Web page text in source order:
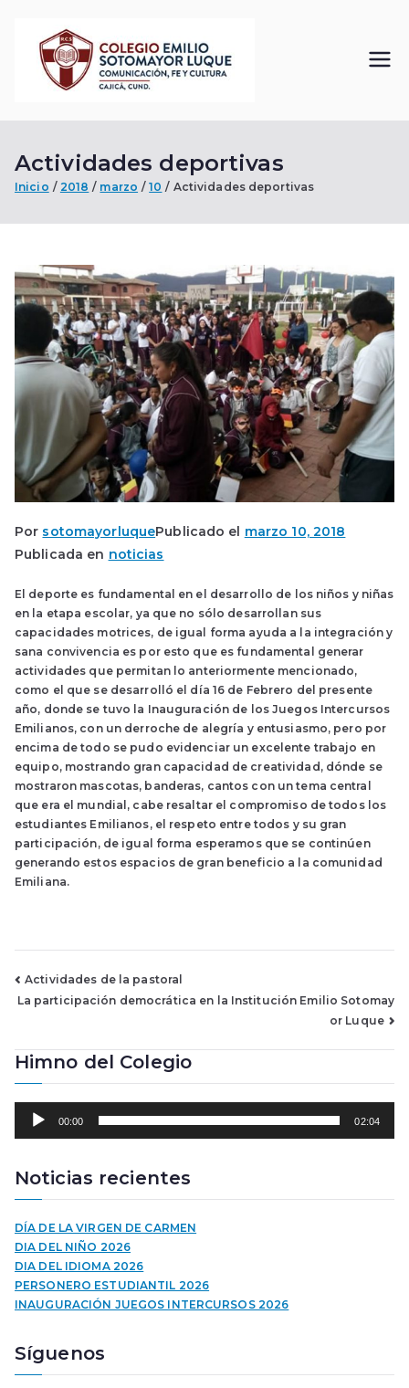
contenido
Emilio
Sotom
ayor
Luque
Comunicación, Fe
Actividades deportivas
Inicio 2018 marzo 10 Actividades deportivas
Por sotomayorluquePublicado el marzo 10, 2018
Publicada en noticias
El deporte es fundamental en el desarrollo de los niños y niñas
en la etapa escolar, ya que no sólo desarrollan sus
capacidades motrices, de igual forma ayuda a la integración y
sana convivencia es por esto que es fundamental generar
actividades que permitan lo anteriormente mencionado,
como el que se desarrolló el día 16 de Febrero del presente
año, donde se tuvo la Inauguración de los Juegos Intercursos
Emilianos, con un derroche de alegría y entusiasmo, pero por
encima de todo se pudo evidenciar un excelente trabajo en
equipo, mostrando gran capacidad de creatividad, dónde se
mostraron mascotas, banderas, cantos con un tema central
que era el mundial, cabe resaltar el compromiso de todos los
estudiantes Emilianos, el respeto entre todos y su gran
participación, de igual forma esperamos que se continúen
generando estos espacios de gran beneficio a la comunidad
Emiliana.
Navegación
entradas
Actividades de la pastoral
La participación democrática en la Institución Emilio Sotomay
or Luque
Himno del Colegio
r
o
u
c
t
o
r
a
u
00:00 02:04
Noticias recientes
DÍA DE LA VIRGEN DE CARMEN
DIA DEL NIÑO 2026
DIA DEL IDIOMA 2026
PERSONERO ESTUDIANTIL 2026
INAUGURACIÓN JUEGOS INTERCURSOS 2026
Síguenos